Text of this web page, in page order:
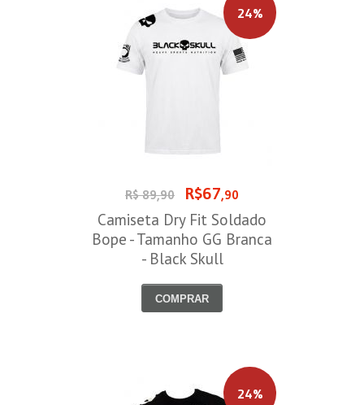
24%
R$ 89,90 R$67,90
Camiseta Dry Fit Soldado
Bope - Tamanho GG Branca
- Black Skull
COMPRAR
24%